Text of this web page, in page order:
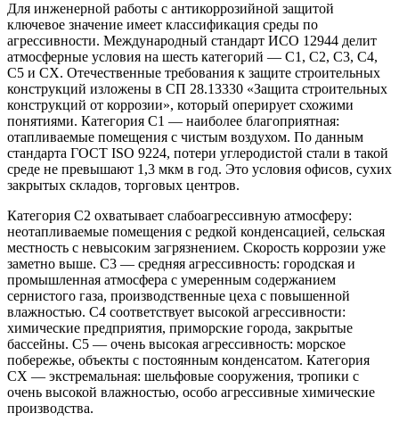
Для инженерной работы с антикоррозийной защитой
ключевое значение имеет классификация среды по
агрессивности. Международный стандарт ИСО 12944 делит
атмосферные условия на шесть категорий — C1, C2, C3, C4,
C5 и CX. Отечественные требования к защите строительных
конструкций изложены в СП 28.13330 «Защита строительных
конструкций от коррозии», который оперирует схожими
понятиями. Категория C1 — наиболее благоприятная:
отапливаемые помещения с чистым воздухом. По данным
стандарта ГОСТ ISO 9224, потери углеродистой стали в такой
среде не превышают 1,3 мкм в год. Это условия офисов, сухих
закрытых складов, торговых центров.
Категория C2 охватывает слабоагрессивную атмосферу:
неотапливаемые помещения с редкой конденсацией, сельская
местность с невысоким загрязнением. Скорость коррозии уже
заметно выше. C3 — средняя агрессивность: городская и
промышленная атмосфера с умеренным содержанием
сернистого газа, производственные цеха с повышенной
влажностью. C4 соответствует высокой агрессивности:
химические предприятия, приморские города, закрытые
бассейны. C5 — очень высокая агрессивность: морское
побережье, объекты с постоянным конденсатом. Категория
CX — экстремальная: шельфовые сооружения, тропики с
очень высокой влажностью, особо агрессивные химические
производства.